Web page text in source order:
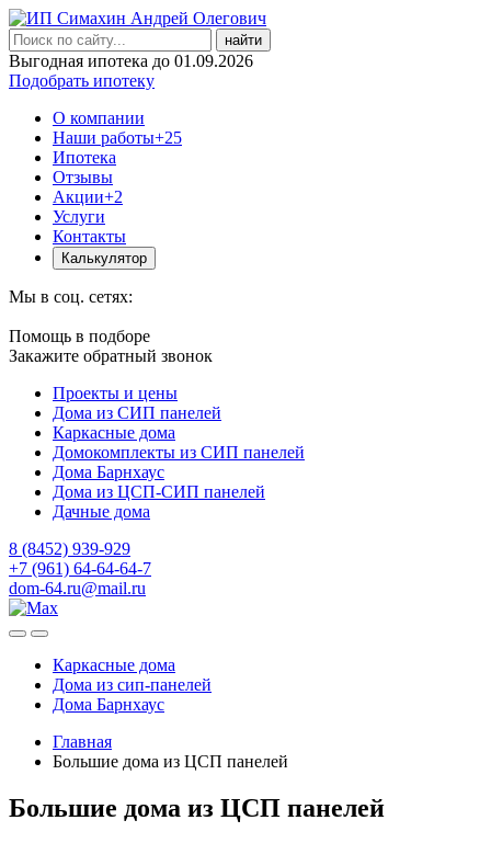
найти
Выгодная ипотека до 01.09.2026
Подобрать ипотеку
О компании
Наши работы+25
Ипотека
Отзывы
Акции+2
Услуги
Контакты
Калькулятор
Мы в соц. сетях:
Помощь в подборе
Закажите обратный звонок
Проекты и цены
Дома из СИП панелей
Каркасные дома
Домокомплекты из СИП панелей
Дома Барнхаус
Дома из ЦСП-СИП панелей
Дачные дома
8 (8452) 939-929
+7 (961) 64-64-64-7
dom-64.ru@mail.ru
Каркасные дома
Дома из сип-панелей
Дома Барнхаус
Главная
Большие дома из ЦСП панелей
Большие дома из ЦСП панелей